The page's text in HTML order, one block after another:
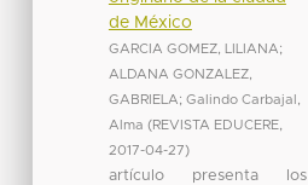
de México
GARCIA GOMEZ, LILIANA;
ALDANA GONZALEZ,
GABRIELA; Galindo Carbajal,
Alma (REVISTA EDUCERE,
2017-04-27)
artículo presenta los